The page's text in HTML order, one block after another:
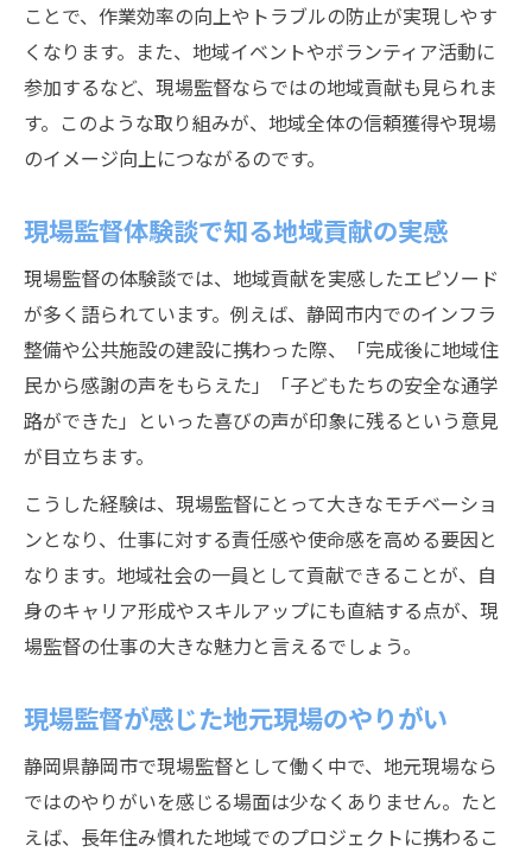
ことで、作業効率の向上やトラブルの防止が実現しやす
くなります。また、地域イベントやボランティア活動に
参加するなど、現場監督ならではの地域貢献も見られま
す。このような取り組みが、地域全体の信頼獲得や現場
のイメージ向上につながるのです。
現場監督体験談で知る地域貢献の実感
現場監督の体験談では、地域貢献を実感したエピソード
が多く語られています。例えば、静岡市内でのインフラ
整備や公共施設の建設に携わった際、「完成後に地域住
民から感謝の声をもらえた」「子どもたちの安全な通学
路ができた」といった喜びの声が印象に残るという意見
が目立ちます。
こうした経験は、現場監督にとって大きなモチベーショ
ンとなり、仕事に対する責任感や使命感を高める要因と
なります。地域社会の一員として貢献できることが、自
身のキャリア形成やスキルアップにも直結する点が、現
場監督の仕事の大きな魅力と言えるでしょう。
現場監督が感じた地元現場のやりがい
静岡県静岡市で現場監督として働く中で、地元現場なら
ではのやりがいを感じる場面は少なくありません。たと
えば、長年住み慣れた地域でのプロジェクトに携わるこ